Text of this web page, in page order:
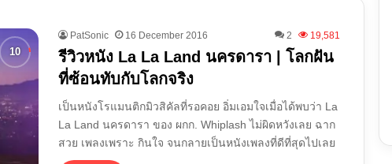
PatSonic 16 December 2016 2 19,581
รีวิวหนัง La La Land นครดารา | โลกฝัน
ที่ซ้อนทับกับโลกจริง
เป็นหนังโรแมนติกมิวสิคัลที่รอคอย อิ่มเอมใจเมื่อได้พบว่า La
La Land นครดารา ของ ผกก. Whiplash ไม่ผิดหวังเลย ฉาก
สวย เพลงเพราะ กินใจ จนกลายเป็นหนังเพลงที่ดีที่สุดไปเลย